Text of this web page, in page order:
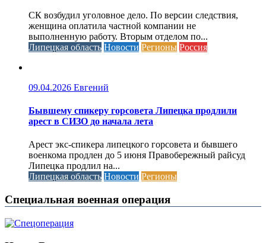
СК возбудил уголовное дело. По версии следствия,
женщина оплатила частной компании не
выполненную работу. Вторым отделом по...
Липецкая область Новости Регионы Россия
09.04.2026 Евгений
Бывшему спикеру горсовета Липецка продлили
арест в СИЗО до начала лета
Арест экс-спикера липецкого горсовета и бывшего
военкома продлен до 5 июня Правобережный райсуд
Липецка продлил на...
Липецкая область Новости Регионы
Специальная военная операция